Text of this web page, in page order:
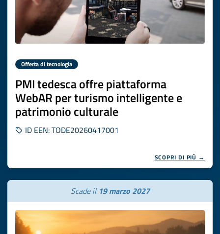
Offerta di tecnologia
PMI tedesca offre piattaforma
WebAR per turismo intelligente e
patrimonio culturale
ID EEN: TODE20260417001
SCOPRI DI PIÙ →
Scade il 19 marzo 2027